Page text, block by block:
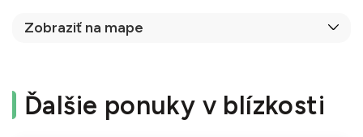
Zobraziť na mape
Ďalšie ponuky v blízkosti